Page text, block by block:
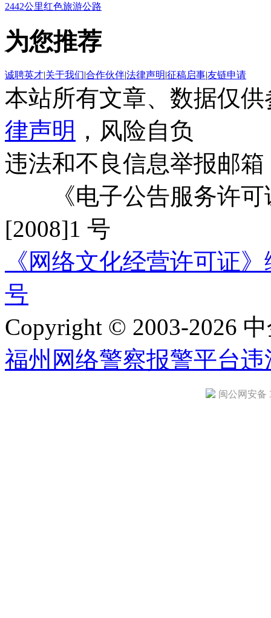
2442公里红色旅游公路
为您推荐
诚聘英才|关于我们|合作伙伴|法律声明|征稿启事|友链申请
本站所有文章、数据仅
律声明 ，风险自负
违法和不良信息举报邮箱
《电子公告服务许可
[2008]1 号
《网络文化经营许可证
号
Copyright © 2003-2026
福州网络警察报警平台违
闽公网安备